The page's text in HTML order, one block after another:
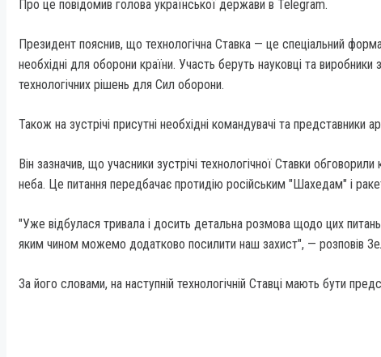
Про це повідомив голова української держави в Telegram.
Президент пояснив, що технологічна Ставка — це спеціальний
необхідні для оборони країни. Участь беруть науковці та виробники
технологічних рішень для Сил оборони.
Також на зустрічі присутні необхідні командувачі та представники
Він зазначив, що учасники зустрічі технологічної Ставки
неба. Це питання передбачає протидію російським "Шахедам" і
"Уже відбулася тривала і досить детальна розмова щодо цих
яким чином можемо додатково посилити наш захист", — розповів
За його словами, на наступній технологічній Ставці мають бути